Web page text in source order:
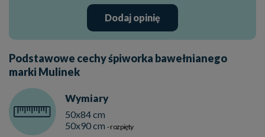
Dodaj opinię
Podstawowe cechy śpiworka bawełnianego
marki Mulinek
Wymiary
50x84 cm
50x90 cm - rozpięty